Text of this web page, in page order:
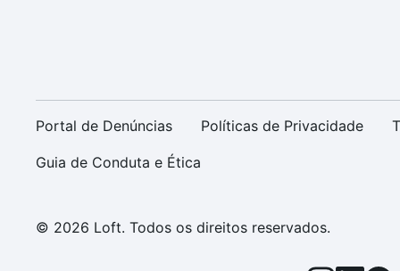
Portal de Denúncias Políticas de Privacidade
Guia de Conduta e Ética
© 2026 Loft. Todos os direitos reservados.